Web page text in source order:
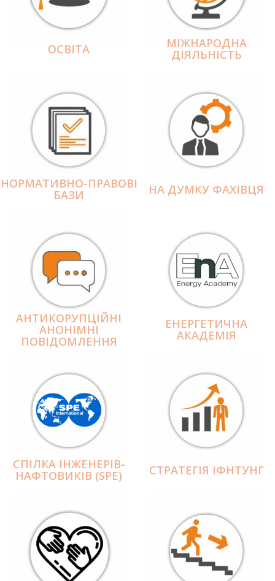
ОСВІТА МІЖНАРОДНА
ДІЯЛЬНІCТЬ
НОРМАТИВНО-ПРАВОВІ
БАЗИ НА ДУМКУ ФАХІВЦЯ
АНТИКОРУПЦІЙНІ
АНОНІМНІ
ПОВІДОМЛЕННЯ
ЕНЕРГЕТИЧНА
АКАДЕМІЯ
СПІЛКА ІНЖЕНЕРІВ-
НАФТОВИКІВ (SPE) СТРАТЕГІЯ ІФНТУНГ